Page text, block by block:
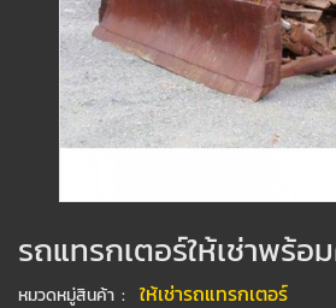
รถแทรกเตอร์ให้เช่าพร้อ
หมวดหมู่สินค้า : ให้เช่ารถแทรกเตอร์